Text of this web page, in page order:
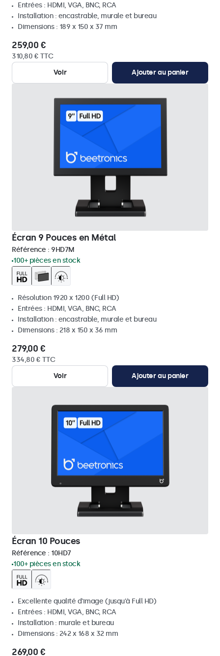
Entrées : HDMI, VGA, BNC, RCA
Installation : encastrable, murale et bureau
Dimensions : 189 x 150 x 37 mm
259,00 €
310,80 € TTC
Voir
Ajouter au panier
Écran 9 Pouces en Métal
Référence : 9HD7M
100+ pièces en stock
Résolution 1920 x 1200 (Full HD)
Entrées : HDMI, VGA, BNC, RCA
Installation : encastrable, murale et bureau
Dimensions : 218 x 150 x 36 mm
279,00 €
334,80 € TTC
Voir
Ajouter au panier
Écran 10 Pouces
Référence : 10HD7
100+ pièces en stock
Excellente qualité d'image (jusqu'à Full HD)
Entrées : HDMI, VGA, BNC, RCA
Installation : murale et bureau
Dimensions : 242 x 168 x 32 mm
269,00 €